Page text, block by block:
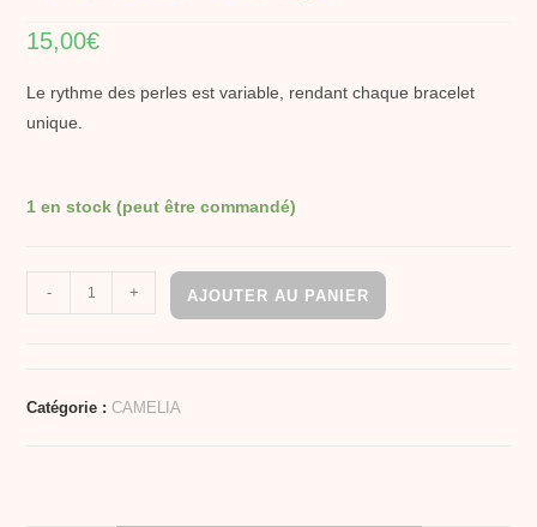
15,00€
Le rythme des perles est variable, rendant chaque bracelet
unique.
1 en stock (peut être commandé)
- + AJOUTER AU PANIER
Catégorie :CAMELIA